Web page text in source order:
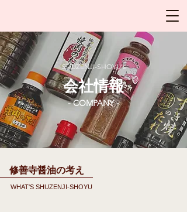
SHUZENJI-SHOYU's
会社情報
- COMPANY -
修善寺醤油の考え
WHAT'S SHUZENJI-SHOYU